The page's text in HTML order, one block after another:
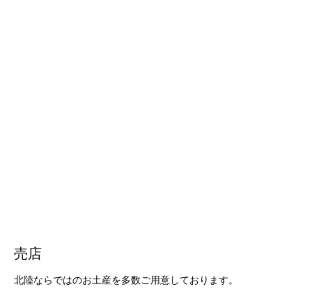
売店
北陸ならではのお土産を多数ご用意しております。